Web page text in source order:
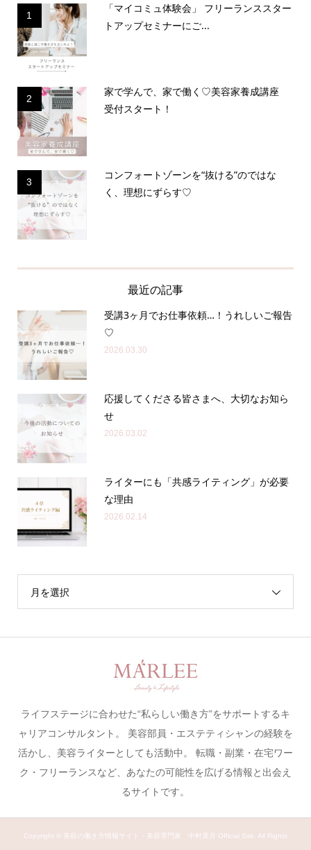
1
「マイコミュ体験会」 フリーランススター
トアップセミナーにご...
2
家で学んで、家で働く♡美容家養成講座
受付スタート！
3
コンフォートゾーンを“抜ける”のではな
く、理想にずらす♡
最近の記事
受講3ヶ月でお仕事依頼…！うれしいご報告
♡
2026.03.30
応援してくださる皆さまへ、大切なお知ら
せ
2026.03.02
ライターにも「共感ライティング」が必要
な理由
2026.02.14
月を選択
ライフステージに合わせた“私らしい働き方”をサポートするキ
ャリアコンサルタント。 美容部員・エステティシャンの経験を
活かし、美容ライターとしても活動中。 転職・副業・在宅ワー
ク・フリーランスなど、あなたの可能性を広げる情報と出会え
るサイトです。
Copyright © 美容の働き方情報サイト・美容専門家 中村菜月 Official Site. All Rights